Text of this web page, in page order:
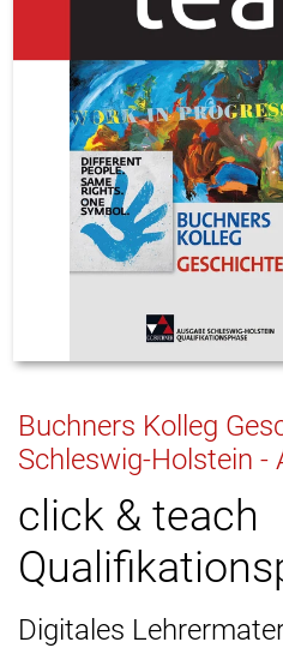
Buchners Kolleg
Schleswig-Holstein -
click & teach
Digitales